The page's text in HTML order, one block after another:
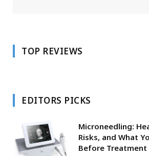
TOP REVIEWS
EDITORS PICKS
Microneedling:
Risks, and What
Before Treatment